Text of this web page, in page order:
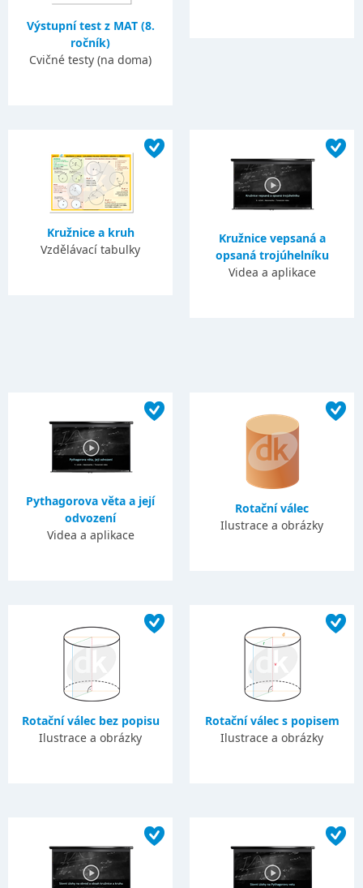
Výstupní test z MAT (8.
ročník)
Cvičné testy (na doma)
Kružnice a kruh
Vzdělávací tabulky
Kružnice vepsaná a
opsaná trojúhelníku
Videa a aplikace
Pythagorova věta a její
odvození
Videa a aplikace
Rotační válec
Ilustrace a obrázky
Rotační válec bez popisu
Ilustrace a obrázky
Rotační válec s popisem
Ilustrace a obrázky